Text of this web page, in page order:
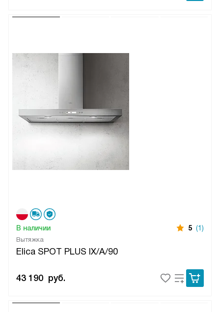
Вытяжка
Elica SPOT PLUS IX/A/90
В наличии 5 (1)
43 190 руб.